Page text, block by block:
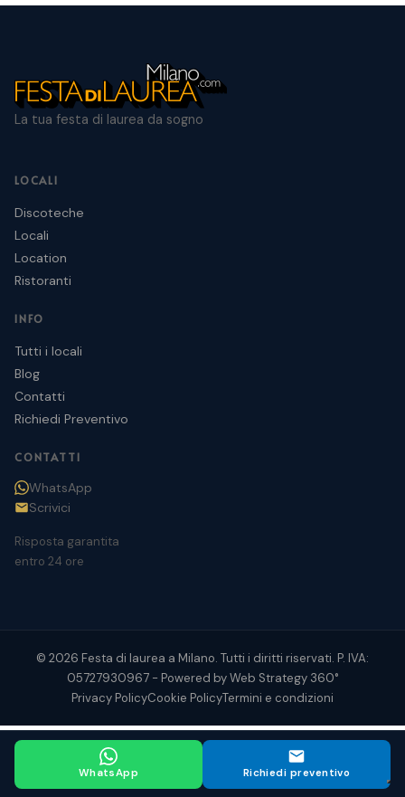
WhatsApp Richiedi preventivo
La tua festa di laurea da sogno
LOCALI
Discoteche
Locali
Location
Ristoranti
INFO
Tutti i locali
Blog
Contatti
Richiedi Preventivo
CONTATTI
WhatsApp
Scrivici
Risposta garantita
entro 24 ore
© 2026 Festa di laurea a Milano. Tutti i diritti riservati. P. IVA:
05727930967 - Powered byWeb Strategy 360°
Privacy PolicyCookie PolicyTermini e condizioni